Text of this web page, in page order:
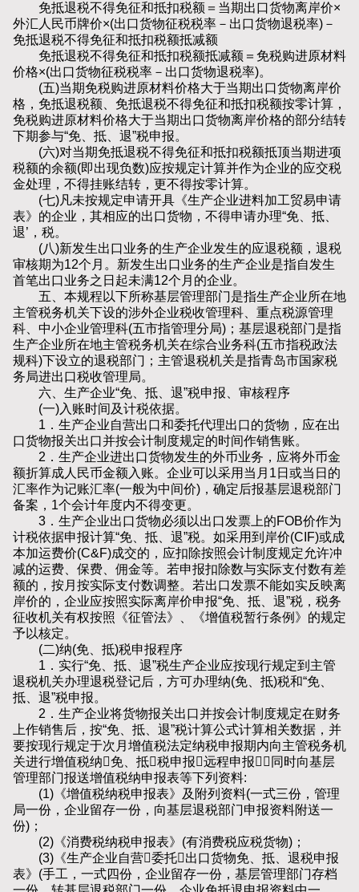
免抵退税不得免征和抵扣税额＝当期出口货物离岸价×
外汇人民币牌价×(出口货物征税税率－出口货物退税率)－
免抵退税不得免征和抵扣税额抵减额
免抵退税不得免征和抵扣税额抵减额＝免税购进原材料
价格×(出口货物征税税率－出口货物退税率)。
(五)当期免税购进原材料价格大于当期出口货物离岸价
格，免抵退税额、免抵退税不得免征和抵扣税额按零计算，
免税购进原材料价格大于当期出口货物离岸价格的部分结转
下期参与“免、抵、退”税申报。
(六)对当期免抵退税不得免征和抵扣税额抵顶当期进项
税额的余额(即出现负数)应按规定计算并作为企业的应交税
金处理，不得挂账结转，更不得按零计算。
(七)凡未按规定申请开具《生产企业进料加工贸易申请
表》的企业，其相应的出口货物，不得申请办理“免、抵、
退’，税。
(八)新发生出口业务的生产企业发生的应退税额，退税
审核期为12个月。新发生出口业务的生产企业是指自发生
首笔出口业务之日起未满12个月的企业。
五、本规程以下所称基层管理部门是指生产企业所在地
主管税务机关下设的涉外企业税收管理科、重点税源管理
科、中小企业管理科(五市指管理分局)；基层退税部门是指
生产企业所在地主管税务机关在综合业务科(五市指税政法
规科)下设立的退税部门；主管退税机关是指青岛市国家税
务局进出口税收管理局。
六、生产企业“免、抵、退”税申报、审核程序
(一)入账时间及计税依据。
1．生产企业自营出口和委托代理出口的货物，应在出
口货物报关出口并按会计制度规定的时间作销售账。
2．生产企业进出口货物发生的外币业务，应将外币金
额折算成人民币金额入账。企业可以采用当月1日或当日的
汇率作为记账汇率(一般为中间价)，确定后报基层退税部门
备案，1个会计年度内不得变更。
3．生产企业出口货物必须以出口发票上的FOB价作为
计税依据申报计算“免、抵、退”税。如采用到岸价(CIF)或成
本加运费价(C&F)成交的，应扣除按照会计制度规定允许冲
减的运费、保费、佣金等。若申报扣除数与实际支付数有差
额的，按月按实际支付数调整。若出口发票不能如实反映离
岸价的，企业应按照实际离岸价申报“免、抵、退”税，税务
征收机关有权按照《征管法》、《增值税暂行条例》的规定
予以核定。
(二)纳(免、抵)税申报程序
1．实行“免、抵、退”税生产企业应按现行规定到主管
退税机关办理退税登记后，方可办理纳(免、抵)税和“免、
抵、退”税申报。
2．生产企业将货物报关出口并按会计制度规定在财务
上作销售后，按“免、抵、退”税计算公式计算相关数据，并
要按现行规定于次月增值税法定纳税申报期内向主管税务机
关进行增值税纳免、抵税申报远程申报，同时向基层
管理部门报送增值税纳申报表等下列资料:
(1)《增值税纳税申报表》及附列资料(一式三份，管理
局一份，企业留存一份，向基层退税部门申报资料附送一
份)；
(2)《消费税纳税申报表》(有消费税应税货物)；
(3)《生产企业自营委托出口货物免、抵、退税申报
表》(手工，一式四份，企业留存一份，基层管理部门存档